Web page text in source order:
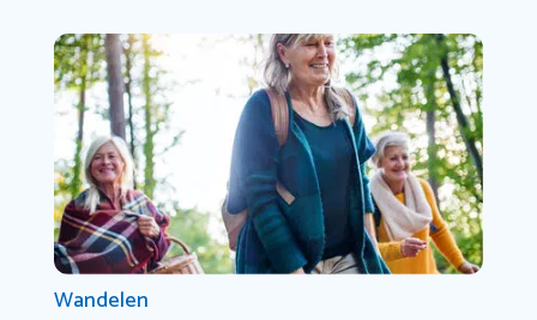
Wandelen